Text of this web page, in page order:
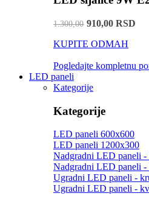
1.300,00910,00 RSD
KUPITE ODMAH
Pogledajte kompletnu
LED paneli
Kategorije
Kategorije
LED paneli 600x600
LED paneli 1200x300
Nadgradni LED paneli -
Nadgradni LED paneli -
Ugradni LED paneli -
Ugradni LED paneli -